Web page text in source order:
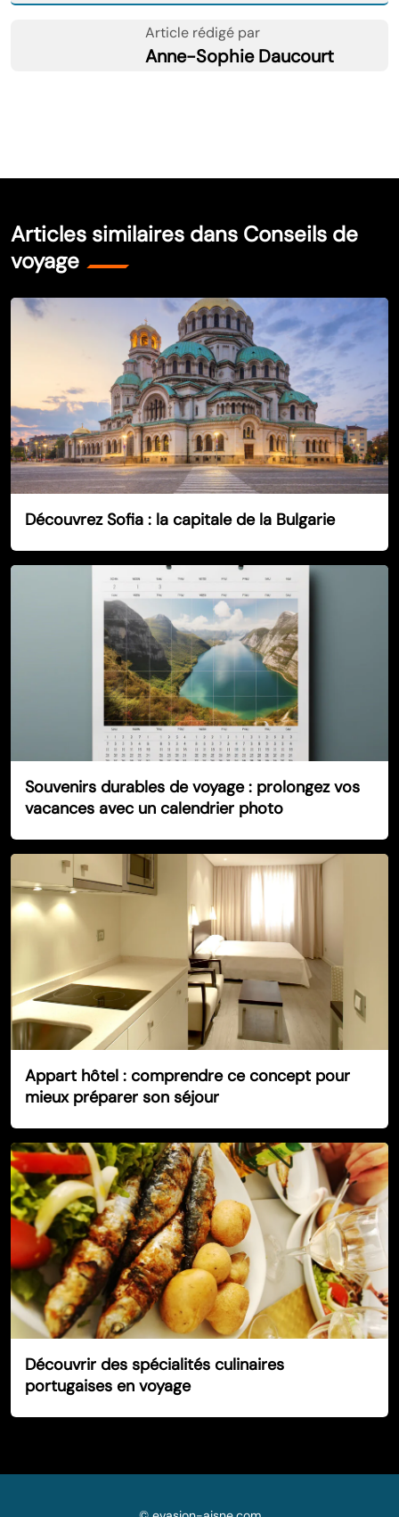
Article rédigé par
Anne-Sophie Daucourt
Articles similaires dans Conseils de
voyage
Découvrez Sofia : la capitale de la Bulgarie
Souvenirs durables de voyage : prolongez vos
vacances avec un calendrier photo
Appart hôtel : comprendre ce concept pour
mieux préparer son séjour
Découvrir des spécialités culinaires
portugaises en voyage